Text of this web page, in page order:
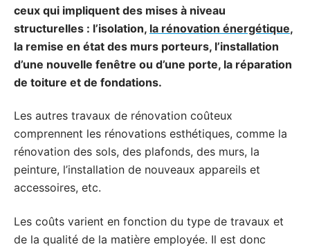
ceux qui impliquent des mises à niveau
structurelles : l’isolation, la rénovation énergétique,
la remise en état des murs porteurs, l’installation
d’une nouvelle fenêtre ou d’une porte, la réparation
de toiture et de fondations.
Les autres travaux de rénovation coûteux
comprennent les rénovations esthétiques, comme la
rénovation des sols, des plafonds, des murs, la
peinture, l’installation de nouveaux appareils et
accessoires, etc.
Les coûts varient en fonction du type de travaux et
de la qualité de la matière employée. Il est donc